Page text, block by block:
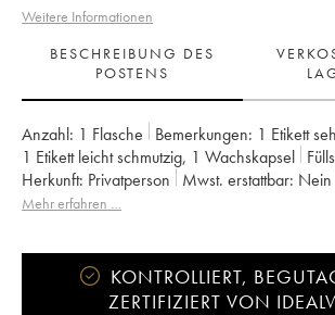
Weitere Informationen
BESCHREIBUNG DES
POSTENS
Anzahl: 1 Flasche Bemerkungen: 1 Etikett
1 Etikett leicht schmutzig, 1 Wachskapsel
Herkunft:
privatperson Mwst. erstattbar: nein
Appellation:
Mehr erfahren …
KONTROLLIERT,
ZERTIFIZIERT VON